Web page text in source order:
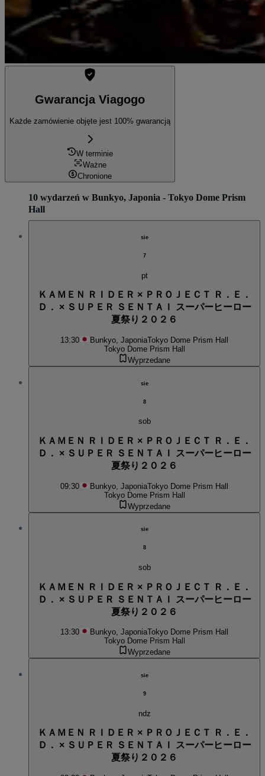
Gwarancja Viagogo
Każde zamówienie objęte jest 100% gwarancją
W terminie
Ważne
Chronione
10 wydarzeń w Bunkyo, Japonia - Tokyo Dome Prism
Hall
sie
7
pt
ＫＡＭＥＮ ＲＩＤＥＲ × ＰＲＯＪＥＣＴ Ｒ．Ｅ．
Ｄ． × ＳＵＰＥＲ ＳＥＮＴＡＩ スーパーヒーロー
夏祭り２０２６
13:30 Bunkyo, JaponiaTokyo Dome Prism Hall
Tokyo Dome Prism Hall
Wyprzedane
sie
8
sob
ＫＡＭＥＮ ＲＩＤＥＲ × ＰＲＯＪＥＣＴ Ｒ．Ｅ．
Ｄ． × ＳＵＰＥＲ ＳＥＮＴＡＩ スーパーヒーロー
夏祭り２０２６
09:30 Bunkyo, JaponiaTokyo Dome Prism Hall
Tokyo Dome Prism Hall
Wyprzedane
sie
8
sob
ＫＡＭＥＮ ＲＩＤＥＲ × ＰＲＯＪＥＣＴ Ｒ．Ｅ．
Ｄ． × ＳＵＰＥＲ ＳＥＮＴＡＩ スーパーヒーロー
夏祭り２０２６
13:30 Bunkyo, JaponiaTokyo Dome Prism Hall
Tokyo Dome Prism Hall
Wyprzedane
sie
9
ndz
ＫＡＭＥＮ ＲＩＤＥＲ × ＰＲＯＪＥＣＴ Ｒ．Ｅ．
Ｄ． × ＳＵＰＥＲ ＳＥＮＴＡＩ スーパーヒーロー
夏祭り２０２６